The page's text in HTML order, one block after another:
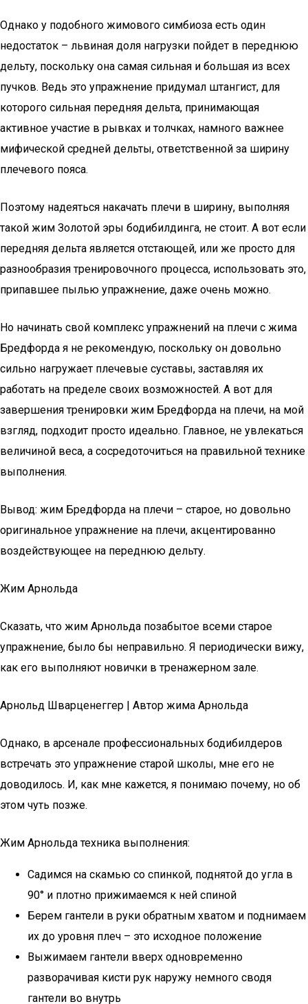
Однако у подобного жимового симбиоза есть один
недостаток – львиная доля нагрузки пойдет в переднюю
дельту, поскольку она самая сильная и большая из всех
пучков. Ведь это упражнение придумал штангист, для
которого сильная передняя дельта, принимающая
активное участие в рывках и толчках, намного важнее
мифической средней дельты, ответственной за ширину
плечевого пояса.
Поэтому надеяться накачать плечи в ширину, выполняя
такой жим Золотой эры бодибилдинга, не стоит. А вот если
передняя дельта является отстающей, или же просто для
разнообразия тренировочного процесса, использовать это,
припавшее пылью упражнение, даже очень можно.
Но начинать свой комплекс упражнений на плечи с жима
Бредфорда я не рекомендую, поскольку он довольно
сильно нагружает плечевые суставы, заставляя их
работать на пределе своих возможностей. А вот для
завершения тренировки жим Бредфорда на плечи, на мой
взгляд, подходит просто идеально. Главное, не увлекаться
величиной веса, а сосредоточиться на правильной технике
выполнения.
Вывод: жим Бредфорда на плечи – старое, но довольно
оригинальное упражнение на плечи, акцентированно
воздействующее на переднюю дельту.
Жим Арнольда
Сказать, что жим Арнольда позабытое всеми старое
упражнение, было бы неправильно. Я периодически вижу,
как его выполняют новички в тренажерном зале.
Арнольд Шварценеггер | Автор жима Арнольда
Однако, в арсенале профессиональных бодибилдеров
встречать это упражнение старой школы, мне его не
доводилось. И, как мне кажется, я понимаю почему, но об
этом чуть позже.
Жим Арнольда техника выполнения:
Садимся на скамью со спинкой, поднятой до угла в
90° и плотно прижимаемся к ней спиной
Берем гантели в руки обратным хватом и поднимаем
их до уровня плеч – это исходное положение
Выжимаем гантели вверх одновременно
разворачивая кисти рук наружу немного сводя
гантели во внутрь